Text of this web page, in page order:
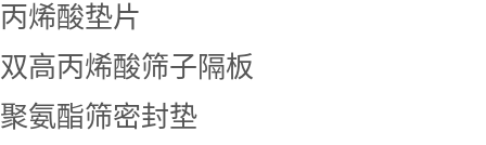
丙烯酸垫片
双高丙烯酸筛子隔板
聚氨酯筛密封垫